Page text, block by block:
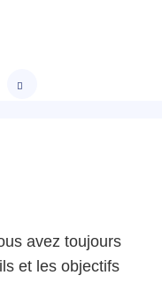
avez toujours
et les objectifs